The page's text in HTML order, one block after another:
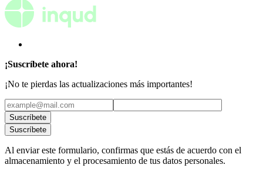
¡Suscríbete ahora!
¡No te pierdas las actualizaciones más importantes!
Suscríbete
Suscríbete
Al enviar este formulario, confirmas que estás de acuerdo con el
almacenamiento y el procesamiento de tus datos personales.